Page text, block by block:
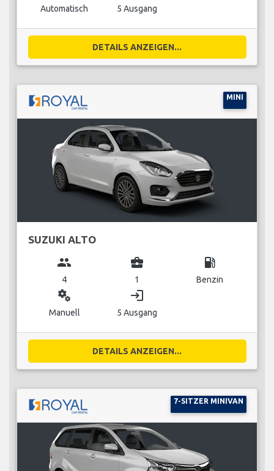
Automatisch 5 Ausgang
DETAILS ANZEIGEN...
MINI
SUZUKI ALTO
group
4
business_center
1
local_gas_station
Benzin
miscellaneous_services
Manuell
login
5 Ausgang
DETAILS ANZEIGEN...
7-SITZER MINIVAN